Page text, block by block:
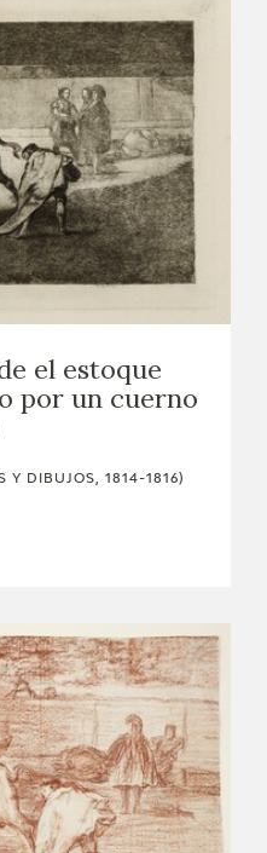
el estoque
por un cuerno
Y DIBUJOS, 1814-1816)